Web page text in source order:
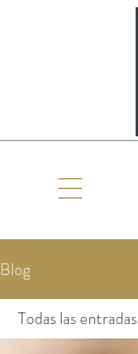
Blog
Todas las entradas